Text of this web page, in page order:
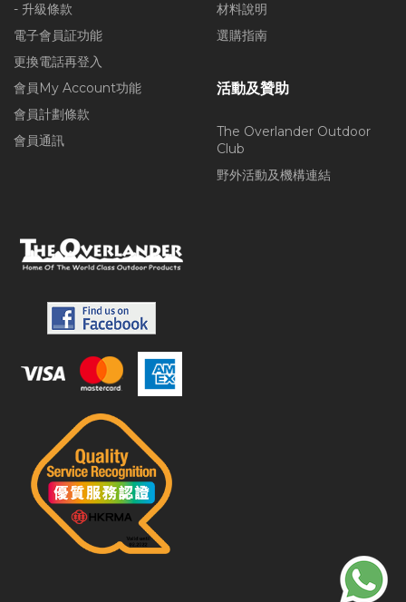
- 升級條款
電子會員証功能
更換電話再登入
會員My Account功能
會員計劃條款
會員通訊
材料說明
選購指南
活動及贊助
The Overlander Outdoor
Club
野外活動及機構連結